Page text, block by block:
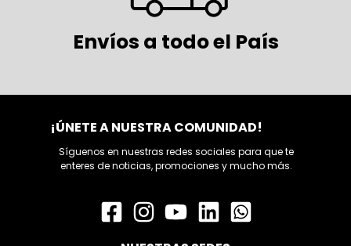
Envíos a todo el País
¡ÚNETE A NUESTRA COMUNIDAD!
Síguenos en nuestras redes sociales para que te
enteres de noticias, promociones y mucho más.